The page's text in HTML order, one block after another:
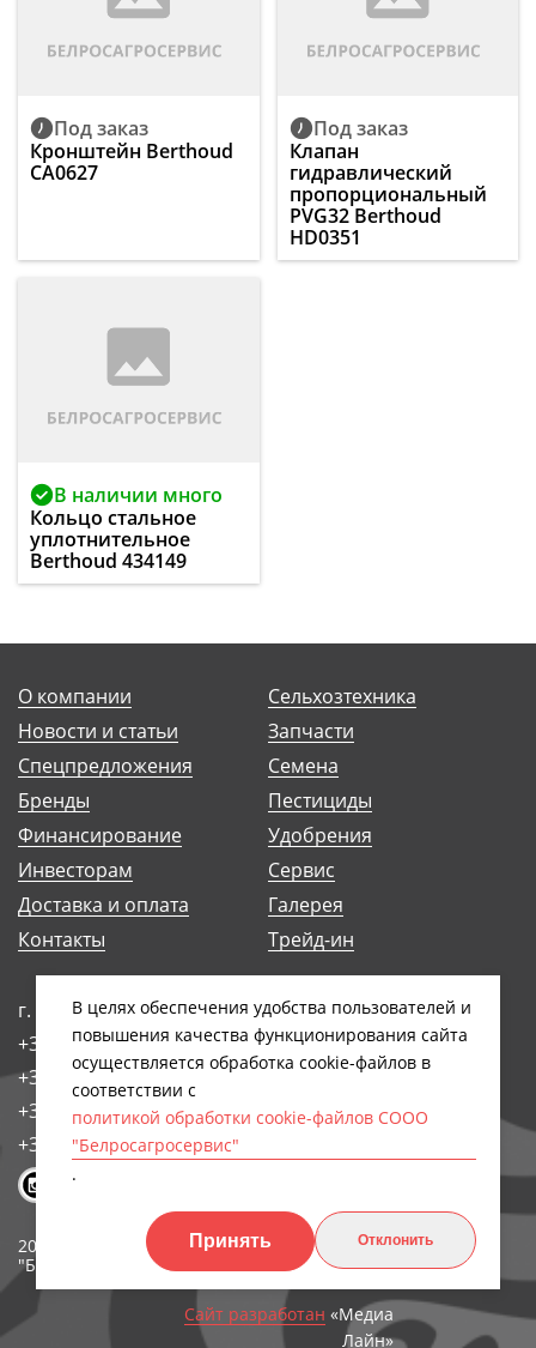
Под заказ
Кронштейн Berthoud
CA0627
Под заказ
Клапан
гидравлический
пропорциональный
PVG32 Berthoud
HD0351
В наличии много
Кольцо стальное
уплотнительное
Berthoud 434149
О компании
Новости и статьи
Спецпредложения
Бренды
Финансирование
Инвесторам
Доставка и оплата
Контакты
Сельхозтехника
Запчасти
Семена
Пестициды
Удобрения
Сервис
Галерея
Трейд-ин
г. Минск, ул. Антоновская, 14Б
+375 (17) 248-91-29
+375 (17) 242-97-93
+375 (17) 258-89-66
+375 (44) 768-79-84
2026, СООО
"БЕЛРОСАГРОСЕРВИС"
Обработка персональных
данных
Сайт разработан «Медиа
Лайн»
В целях обеспечения удобства пользователей и
повышения качества функционирования сайта
осуществляется обработка сookiе-файлов в
соответствии с
политикой обработки cookie-файлов СООО
"Белросагросервис"
.
Принять Отклонить